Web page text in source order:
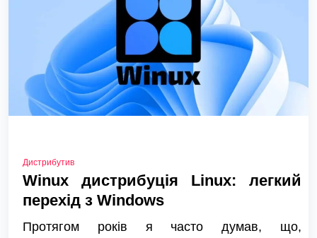
Дистрибутив
Winux дистрибуція Linux: легкий
перехід з Windows
Протягом років я часто думав, що,